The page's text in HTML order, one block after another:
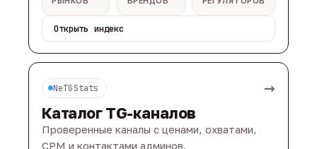
Открыть индекс
NeTGStats →
Каталог TG-каналов
Проверенные каналы с ценами, охватами,
CPM и контактами админов.